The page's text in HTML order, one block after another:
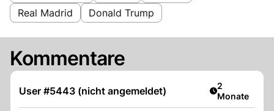
Real Madrid
Donald Trump
Kommentare
User #5443 (nicht angemeldet) Artikel
2
Monate